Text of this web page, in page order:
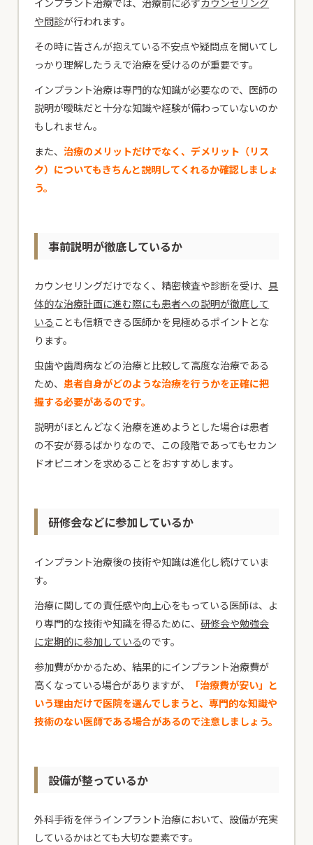
インプラント治療では、治療前に必ずカウンセリング
や問診が行われます。
その時に皆さんが抱えている不安点や疑問点を聞いてし
っかり理解したうえで治療を受けるのが重要です。
インプラント治療は専門的な知識が必要なので、医師の
説明が曖昧だと十分な知識や経験が備わっていないのか
もしれません。
また、治療のメリットだけでなく、デメリット（リス
ク）についてもきちんと説明してくれるか確認しましょ
う。
事前説明が徹底しているか
カウンセリングだけでなく、精密検査や診断を受け、 具
体的な治療計画に進む際にも患者への説明が徹底して
いる ことも信頼できる医師かを見極めるポイントとな
ります。
虫歯や歯周病などの治療と比較して高度な治療である
ため、患者自身がどのような治療を行うかを正確に把
握する必要があるのです。
説明がほとんどなく治療を進めようとした場合は患者
の不安が募るばかりなので、この段階であってもセカン
ドオピニオンを求めることをおすすめします。
研修会などに参加しているか
インプラント治療後の技術や知識は進化し続けていま
す。
治療に関しての責任感や向上心をもっている医師は、よ
り専門的な技術や知識を得るために、研修会や勉強会
に定期的に参加しているのです。
参加費がかかるため、結果的にインプラント治療費が
高くなっている場合がありますが、
「治療費が安い」と
いう理由だけで医院を選んでしまうと、専門的な知識や
技術のない医師である場合があるので注意しましょう。
設備が整っているか
外科手術を伴うインプラント治療において、設備が充実
しているかはとても大切な要素です。